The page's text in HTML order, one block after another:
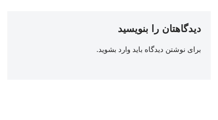
دیدگاهتان را بنویسید
برای نوشتن دیدگاه باید وارد بشوید.